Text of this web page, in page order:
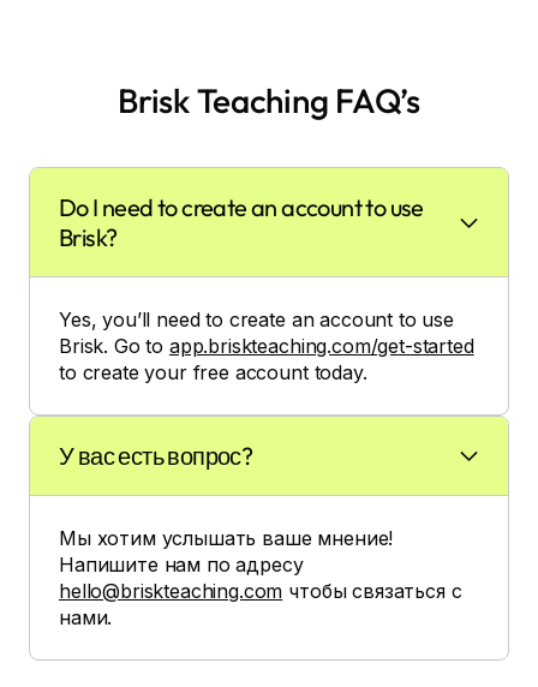
Brisk Teaching FAQ’s
Do I need to create an account to use
Brisk?
Yes, you’ll need to create an account to use
Brisk. Go to app.briskteaching.com/get-started
to create your free account today.
У вас есть вопрос?
Мы хотим услышать ваше мнение!
Напишите нам по адресу
hello@briskteaching.com чтобы связаться с
нами.